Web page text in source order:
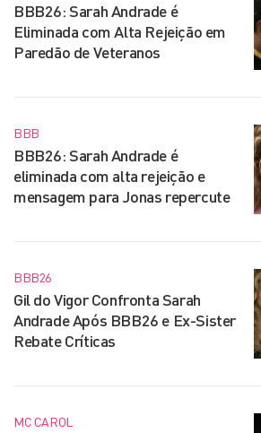
BBB26: Sarah Andrade é
Eliminada com Alta Rejeição em
Paredão de Veteranos
BBB
BBB26: Sarah Andrade é
eliminada com alta rejeição e
mensagem para Jonas repercute
BBB26
Gil do Vigor Confronta Sarah
Andrade Após BBB26 e Ex-Sister
Rebate Críticas
MC CAROL